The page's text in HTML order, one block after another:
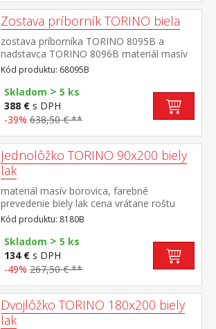
knižnice 8071B (š/h/v) 85 × 37 × 190
cm rozmer vitríny 8072B (š/h/v) 85 × 37 ×
190 cm
Zostava príborník TORINO biela
zostava príborníka TORINO 8095B a
nadstavca TORINO 8096B materiál masív
borovica, farebné prevedenie biely
lak príborník: 2 zásuvky s kovovými
pojazdmi, 2 plné dvere, 1 polica nadstavec:
2 presklené dvere, 1 polica rozmer
príborníka (š/h/v) 90 × 40 × 80 cm rozmer
nadstavca (š/h/v) 90 × 33 × 100 cm
Kód produktu: 68095B
Skladom > 5 ks
388 € s DPH
-39% 638,50 € **
Jednolôžko TORINO 90x200 biely
lak
materiál masív borovica, farebné
prevedenie biely lak cena vrátane roštu
(drevený latkový) bez matraca odporúčaný
rozmer matraca 90 × 200 cm
Kód produktu: 8180B
Skladom > 5 ks
134 € s DPH
-49% 267,50 € **
Dvojlôžko TORINO 180x200 biely
lak